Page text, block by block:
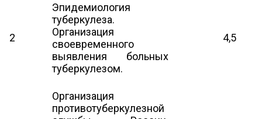
2
Эпидемиология
туберкулеза.
Организация
своевременного
выявления больных
туберкулезом.
4,5
Организация
противотуберкулезной